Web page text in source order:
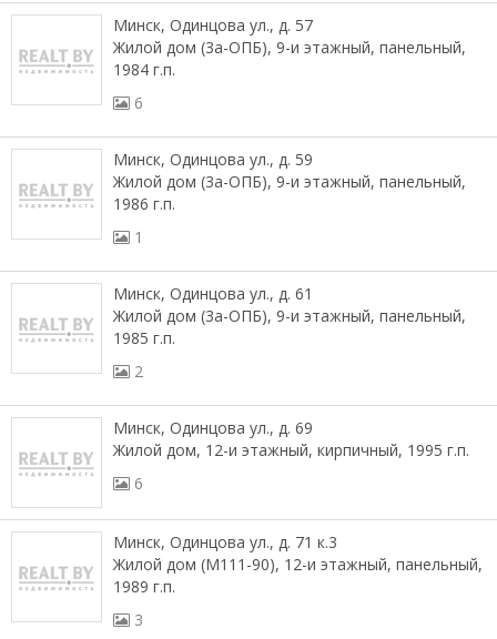
Минск, Одинцова ул., д. 57
Жилой дом (3а-ОПБ), 9-и этажный, панельный,
1984 г.п.
6
Минск, Одинцова ул., д. 59
Жилой дом (3а-ОПБ), 9-и этажный, панельный,
1986 г.п.
1
Минск, Одинцова ул., д. 61
Жилой дом (3а-ОПБ), 9-и этажный, панельный,
1985 г.п.
2
Минск, Одинцова ул., д. 69
Жилой дом, 12-и этажный, кирпичный, 1995 г.п.
6
Минск, Одинцова ул., д. 71 к.3
Жилой дом (М111-90), 12-и этажный, панельный,
1989 г.п.
3